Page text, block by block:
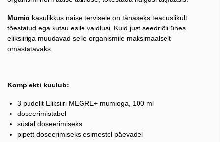
Mumio kasulikkus naise tervisele on tänaseks teaduslikult
tõestatud ega kutsu esile vaidlusi. Kuid just seedriõli ühes
eliksiiriga muudavad selle organismile maksimaalselt
omastatavaks.
Komplekti kuulub:
3 pudelit Eliksiiri MEGRE+ mumioga, 100 ml
doseerimistabel
süstal doseerimiseks
pipett doseerimiseks esimestel päevadel